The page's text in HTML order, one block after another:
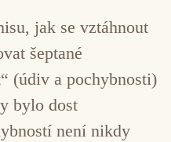
jak se vztáhnout
šeptané
(údiv a pochybnosti)
bylo dost
není nikdy